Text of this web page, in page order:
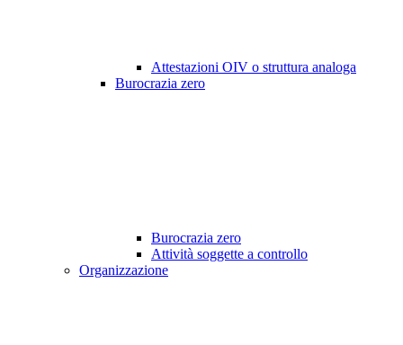
Attestazioni OIV o struttura analoga
Burocrazia zero
Burocrazia zero
Attività soggette a controllo
Organizzazione